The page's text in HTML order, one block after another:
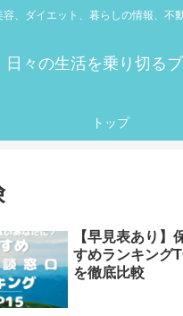
容、ダイエット、暮らしの情報、不
日々の生活を乗り切る
トップ
【早見表あり】
すめランキング
を徹底比較